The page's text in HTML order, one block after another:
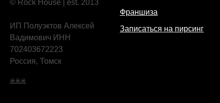
© Rock House | est. 2013
ИП Полуэктов Алексей
Вадимович ИНН
702403672223
Россия, Томск
☠☠☠
Франшиза
Записаться на пирсинг